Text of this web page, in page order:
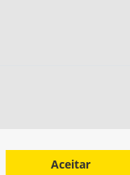
Aceitar